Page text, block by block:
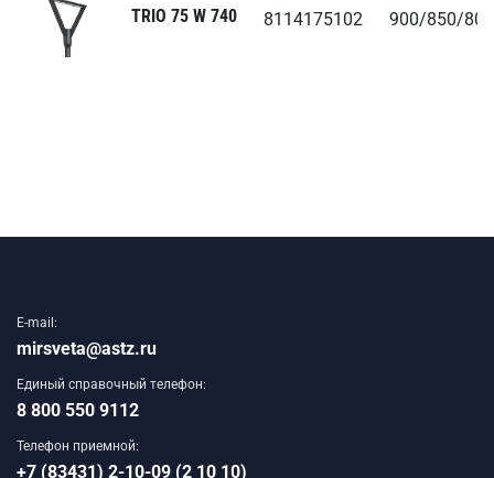
TRIO 75 W 740 8114175102 900/850/80
E-mail:
mirsveta@astz.ru
Единый справочный телефон:
8 800 550 9112
Телефон приемной:
+7 (83431) 2-10-09 (2 10 10)